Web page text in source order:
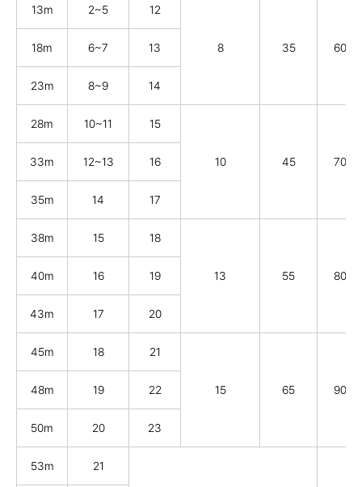
13m 2~5 12
8 35 60
18m 6~7 13
23m 8~9 14
28m 10~11 15
10 45 70
33m 12~13 16
35m 14 17
38m 15 18
13 55 80
40m 16 19
43m 17 20
45m 18 21
15 65 90
48m 19 22
50m 20 23
53m 21